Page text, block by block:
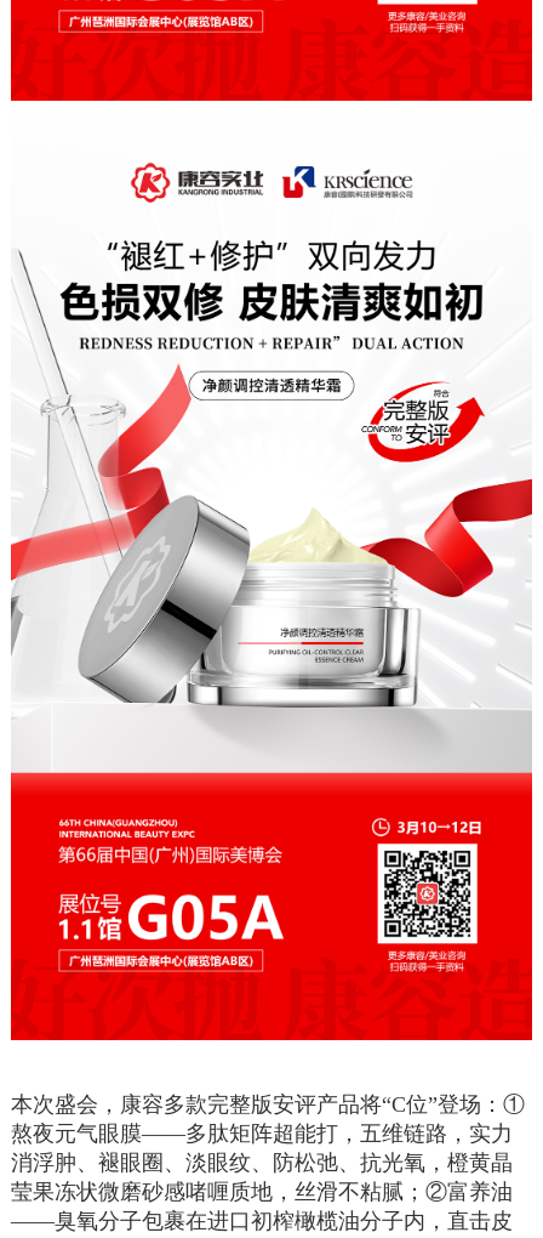
本次盛会，康容多款完整版安评产品将“C位”登场：①
熬夜元气眼膜——多肽矩阵超能打，五维链路，实力
消浮肿、褪眼圈、淡眼纹、防松弛、抗光氧，橙黄晶
莹果冻状微磨砂感啫喱质地，丝滑不粘腻；②富养油
——臭氧分子包裹在进口初榨橄榄油分子内，直击皮